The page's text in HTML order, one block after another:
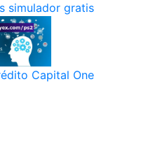
simulador gratis
Capital One